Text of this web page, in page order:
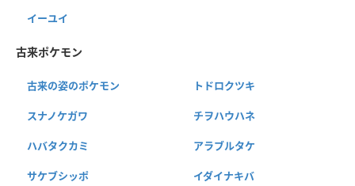
イーユイ
古来ポケモン
古来の姿のポケモン トドロクツキ
スナノケガワ チヲハウハネ
ハバタクカミ アラブルタケ
サケブシッポ イダイナキバ